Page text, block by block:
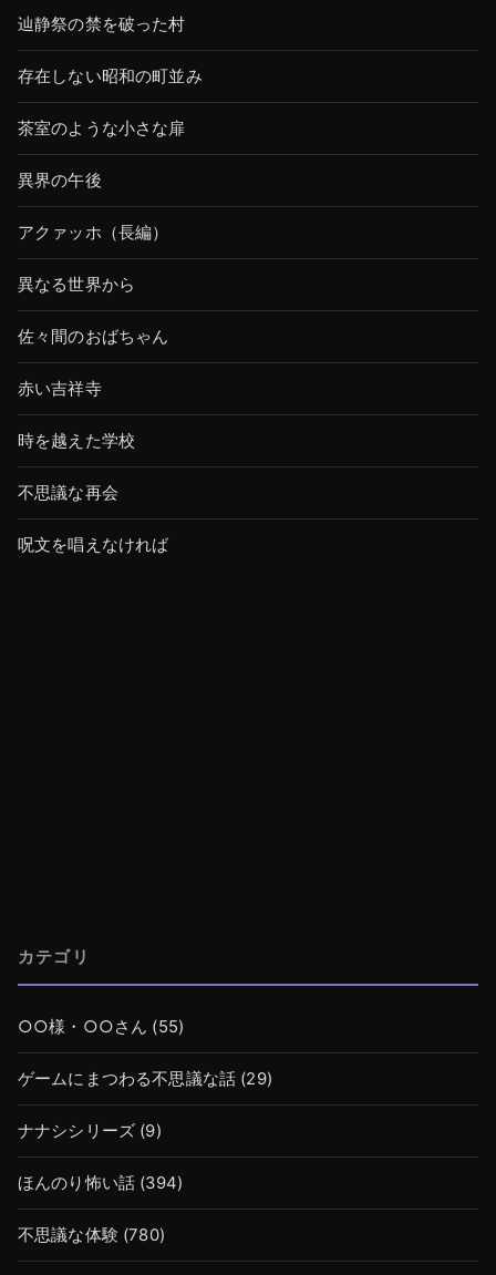
辿静祭の禁を破った村
存在しない昭和の町並み
茶室のような小さな扉
異界の午後
アクァッホ（長編）
異なる世界から
佐々間のおばちゃん
赤い吉祥寺
時を越えた学校
不思議な再会
呪文を唱えなければ
カテゴリ
○○様・○○さん (55)
ゲームにまつわる不思議な話 (29)
ナナシシリーズ (9)
ほんのり怖い話 (394)
不思議な体験 (780)